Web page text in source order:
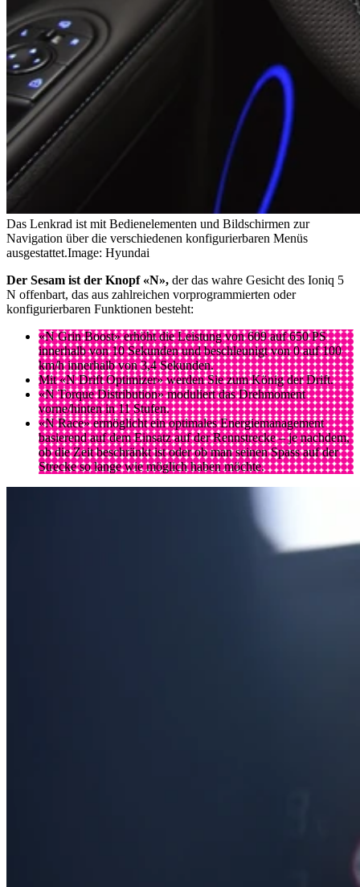
Das Lenkrad ist mit Bedienelementen und Bildschirmen zur
Navigation über die verschiedenen konfigurierbaren Menüs
ausgestattet.Image: Hyundai
Der Sesam ist der Knopf «N», der das wahre Gesicht des Ioniq 5
N offenbart, das aus zahlreichen vorprogrammierten oder
konfigurierbaren Funktionen besteht:
«N Grin Boost» erhöht die Leistung von 609 auf 650 PS
innerhalb von 10 Sekunden und beschleunigt von 0 auf 100
km/h innerhalb von 3,4 Sekunden.
Mit «N Drift Optimizer» werden Sie zum König der Drift.
«N Torque Distribution» moduliert das Drehmoment
vorne/hinten in 11 Stufen.
«N Race» ermöglicht ein optimales Energiemanagement
basierend auf dem Einsatz auf der Rennstrecke – je nachdem,
ob die Zeit beschränkt ist oder ob man seinen Spass auf der
Strecke so lange wie möglich haben möchte.